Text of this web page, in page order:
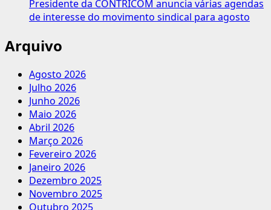
Presidente da CONTRICOM anuncia várias agendas
de interesse do movimento sindical para agosto
Arquivo
Agosto 2026
Julho 2026
Junho 2026
Maio 2026
Abril 2026
Março 2026
Fevereiro 2026
Janeiro 2026
Dezembro 2025
Novembro 2025
Outubro 2025